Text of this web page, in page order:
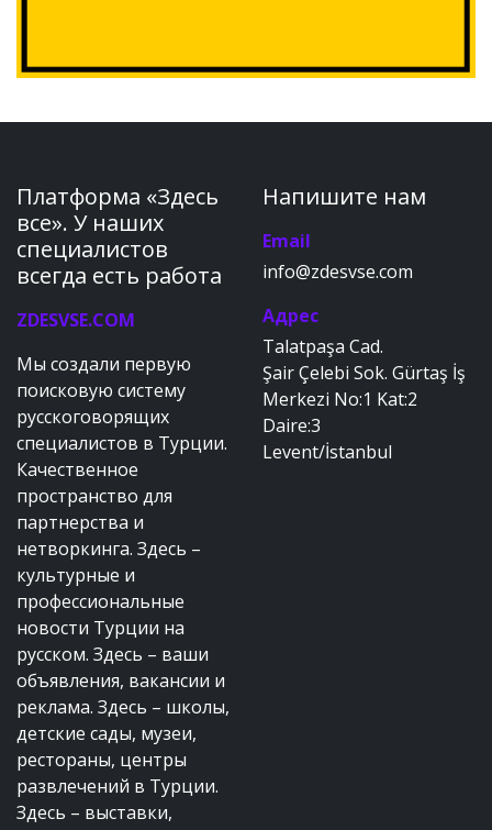
Платформа «Здесь
все». У наших
специалистов
всегда есть работа
ZDESVSE.COM
Мы создали первую
поисковую систему
русскоговорящих
специалистов в Турции.
Качественное
пространство для
партнерства и
нетворкинга. Здесь –
культурные и
профессиональные
новости Турции на
русском. Здесь – ваши
объявления, вакансии и
реклама. Здесь – школы,
детские сады, музеи,
рестораны, центры
развлечений в Турции.
Здесь – выставки,
Напишите нам
Email
info@zdesvse.com
Адрес
Talatpaşa Cad.
Şair Çelebi Sok. Gürtaş İş
Merkezi No:1 Kat:2
Daire:3
Levent/İstanbul